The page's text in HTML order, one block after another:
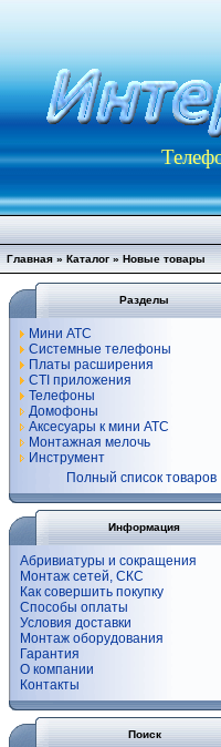
Главная » Каталог » Новые товары
Разделы
Мини АТС
Системные телефоны
Платы расширения
CTI приложения
Телефоны
Домофоны
Аксесуары к мини АТС
Монтажная мелочь
Инструмент
Полный список товаров
Информация
Абривиатуры и сокращения
Монтаж сетей, СКС
Как совершить покупку
Способы оплаты
Условия доставки
Монтаж оборудования
Гарантия
О компании
Контакты
Поиск